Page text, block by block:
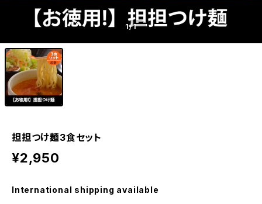
1/1
担担つけ麺3食セット
¥2,950
International shipping available